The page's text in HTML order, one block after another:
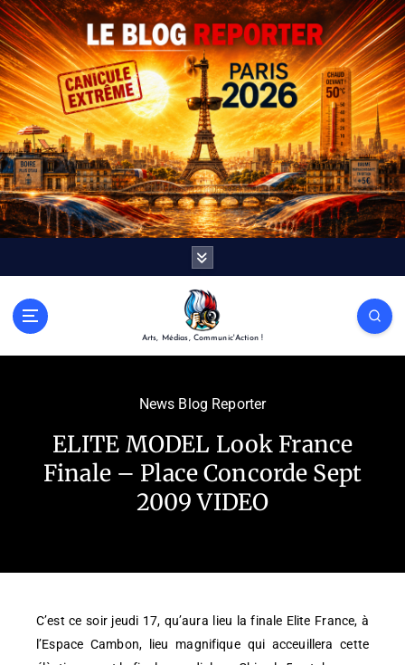
Arts, Médias, Communic'Action !
News Blog Reporter
ELITE MODEL Look France
Finale – Place Concorde Sept
2009 VIDEO
C’est ce soir jeudi 17, qu’aura lieu la finale Elite France, à
l’Espace Cambon, lieu magnifique qui acceuillera cette